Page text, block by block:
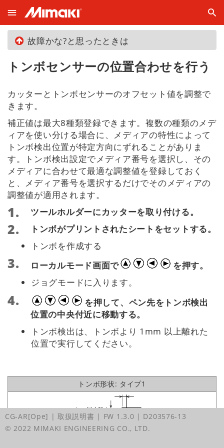
故障かな?と思ったときは
トンボセンサーの位置合わせを行う
カッターとトンボセンサーのオフセット値を調整で
きます。
補正値は最大8種類登録できます。複数の種類のメデ
ィアを使い分ける場合に、メディアの特性によって
トンボ検出位置が特定方向にずれることがありま
す。トンボ検出設定でメディア番号を選択し、その
メディアに合わせて最適な調整値を登録しておく
と、メディア番号を選択するだけでそのメディアの
調整値が適用されます。
ツールホルダーにカッターを取り付ける。
トンボがプリントされたシートをセットする。
トンボを作成する
ローカルモード画面で
を押す。
ジョグモードに入ります。
を押して、ペン先をトンボ検出
位置の中央付近に移動する。
トンボ検出は、トンボより 1mm 以上離れた
位置で実行してください。
トンボ形状: タイプ1
CG-AR[Ope] | 取扱説明書 | FW 1.3.0 | D203576-13
© 2022 MIMAKI ENGINEERING CO., LTD.